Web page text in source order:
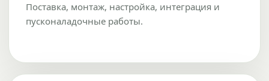
Поставка, монтаж, настройка, интеграция и
пусконаладочные работы.